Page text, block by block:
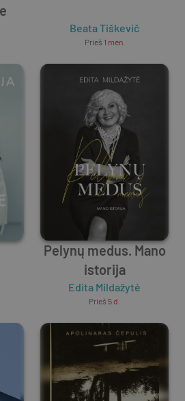
Beata Tiškevič
Prieš 1 mėn.
Pelynų medus. Mano
istorija
Edita Mildažytė
Prieš 5 d.